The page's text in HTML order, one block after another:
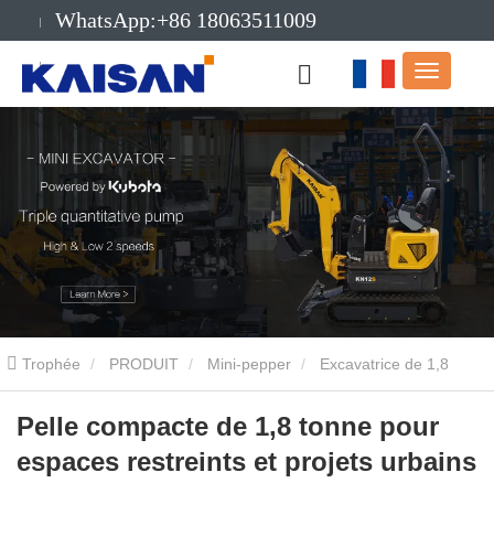
WhatsApp:+86 18063511009
E-mail:info@kaisanmachinery.com
Trophée PRODUIT Mini-pepper Excavatrice de 1,8
tonne
projets urbains
Pelle compacte de 1,8 tonne pour
espaces restreints et projets urbains